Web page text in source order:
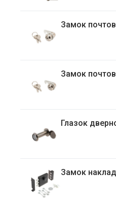
Замок
Замок
Глазок
Замок